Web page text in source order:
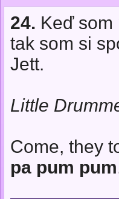
24. Keď som
tak som si
Jett.
Little
Come, they
pa pum pum